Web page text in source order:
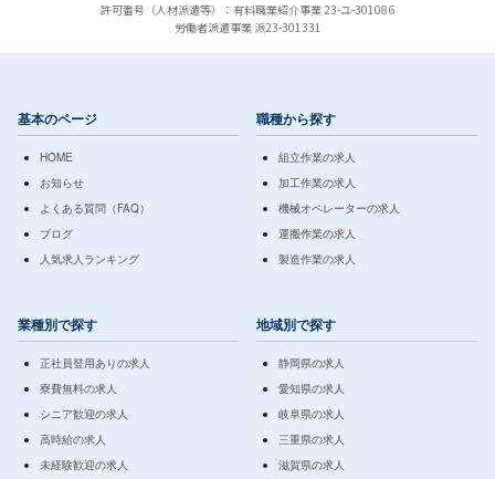
許可番号（人材派遣等）：有料職業紹介事業 23-ユ-301086
労働者派遣事業 派23-301331
基本のページ
HOME
お知らせ
よくある質問（FAQ）
ブログ
人気求人ランキング
職種から探す
組立作業の求人
加工作業の求人
機械オペレーターの求人
運搬作業の求人
製造作業の求人
業種別で探す
正社員登用ありの求人
寮費無料の求人
シニア歓迎の求人
高時給の求人
未経験歓迎の求人
地域別で探す
静岡県の求人
愛知県の求人
岐阜県の求人
三重県の求人
滋賀県の求人